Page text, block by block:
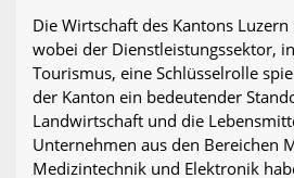
Die Wirtschaft des Kantons
wobei der Dienstleistungssektor,
Tourismus, eine Schlüsselrolle
der Kanton ein bedeutender
Landwirtschaft und die
Unternehmen aus den Bereichen
Medizintechnik und Elektronik